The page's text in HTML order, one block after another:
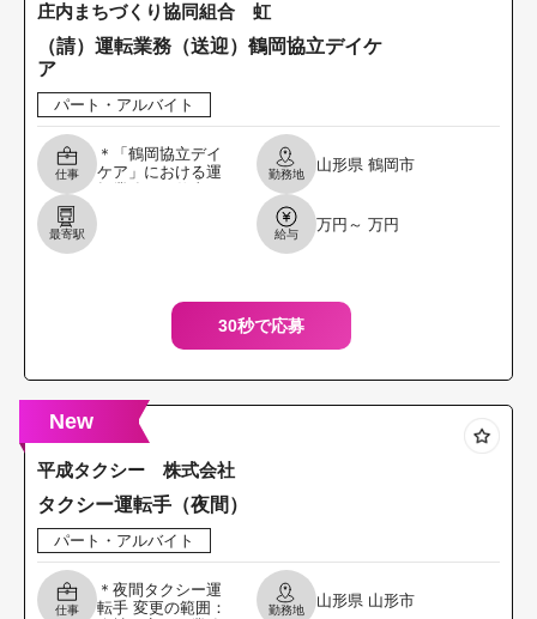
庄内まちづくり協同組合 虹
（請）運転業務（送迎）鶴岡協立デイケ
ア
パート・アルバイト
仕事
＊「鶴岡協立デイ
ケア」における運
勤務地
山形県 鶴岡市
最寄駅 給与
万円～ 万円
30秒で応募
New
平成タクシー 株式会社
タクシー運転手（夜間）
パート・アルバイト
仕事
＊夜間タクシー運
転手 変更の範囲：
勤務地
山形県 山形市